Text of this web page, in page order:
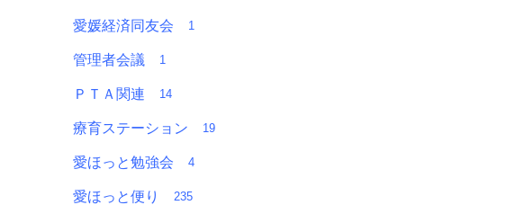
愛媛経済同友会 1
管理者会議 1
ＰＴＡ関連 14
療育ステーション 19
愛ほっと勉強会 4
愛ほっと便り 235